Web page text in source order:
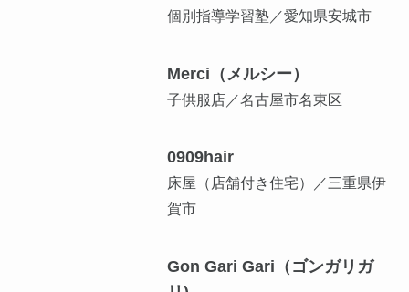
個別指導学習塾／愛知県安城市
Merci（メルシー）
子供服店／名古屋市名東区
0909hair
床屋（店舗付き住宅）／三重県伊
賀市
Gon Gari Gari（ゴンガリガ